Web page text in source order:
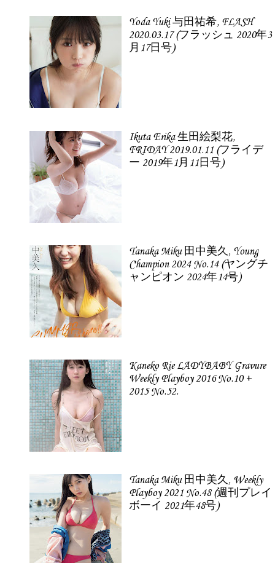
Yoda Yuki 与田祐希, FLASH
2020.03.17 (フラッシュ 2020年3
月17日号)
Ikuta Erika 生田絵梨花,
FRIDAY 2019.01.11 (フライデ
ー 2019年1月11日号)
Tanaka Miku 田中美久, Young
Champion 2024 No.14 (ヤングチ
ャンピオン 2024年14号)
Kaneko Rie LADYBABY Gravure
Weekly Playboy 2016 No.10 +
2015 No.52.
Tanaka Miku 田中美久, Weekly
Playboy 2021 No.48 (週刊プレイ
ボーイ 2021年48号)